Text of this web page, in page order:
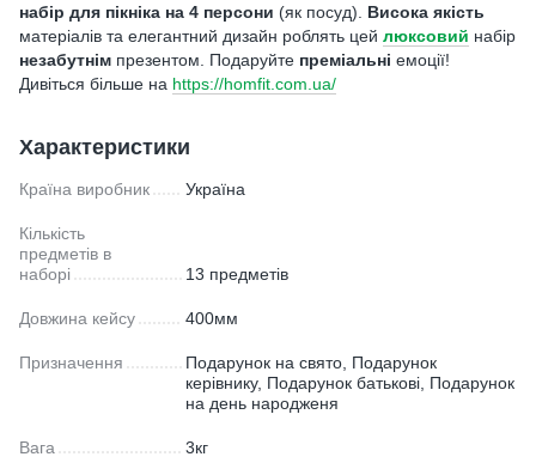
набір для пікніка на 4 персони (як посуд). Висока якість
матеріалів та елегантний дизайн роблять цей люксовий набір
незабутнім презентом. Подаруйте преміальні емоції!
Дивіться більше на https://homfit.com.ua/
Характеристики
Країна виробник Україна
Кількість
предметів в
наборі
13 предметів
Довжина кейсу 400мм
Призначення
Подарунок на свято, Подарунок
керівнику, Подарунок батькові, Подарунок
на день народженя
Вага 3кг